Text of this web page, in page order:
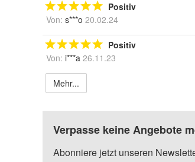
Positiv
Von: s***o 20.02.24
Positiv
Von: i***a 26.11.23
Mehr...
Verpasse keine Angebote
Abonniere jetzt unseren